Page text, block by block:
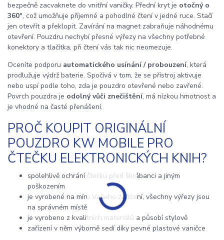
bezpečně zacvaknete do vnitřní vaničky. Přední kryt je otočný o
360°, což umožňuje příjemné a pohodlné čtení v jedné ruce. Stačí
jen otevřít a překlopit. Zavírání na magnet zabraňuje náhodnému
otevření. Pouzdru nechybí přesné výřezy na všechny potřebné
konektory a tlačítka, při čtení vás tak nic neomezuje.
Oceníte podporu automatického usínání / probouzení, která
prodlužuje výdrž baterie. Spočívá v tom, že se přístroj aktivuje
nebo uspí podle toho, zda je pouzdro otevřené nebo zavřené.
Povrch pouzdra je odolný vůči znečištění, má nízkou hmotnost a
je vhodné na časté přenášení.
PROČ KOUPIT ORIGINÁLNÍ
POUZDRO KW MOBILE PRO
ČTEČKU ELEKTRONICKÝCH KNIH?
spolehlivě ochrání čtečku před škrábanci a jiným
poškozením
je vyrobené na míru Vašeho zařízení, všechny výřezy jsou
na správném místě
je vyrobeno z kvalitních materiálů a působí stylově
zařízení v něm výborně sedí díky pevné plastové vaničce